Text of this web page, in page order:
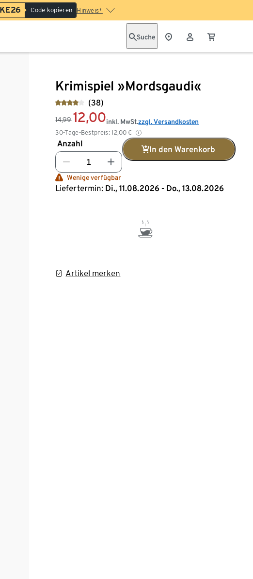
Code kopieren Hinweis*
Suche
Krimispiel »Mordsgaudi«
(38)
14,99 12,00
30-Tage-Bestpreis: 12,00 €
inkl. MwSt.zzgl. Versandkosten
Anzahl
In den Warenkorb
Wenige verfügbar
Liefertermin: Di., 11.08.2026 - Do., 13.08.2026
Artikel merken